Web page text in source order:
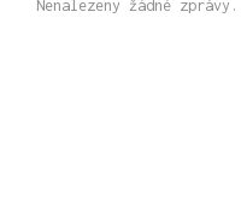
Nenalezeny žádné zprávy.